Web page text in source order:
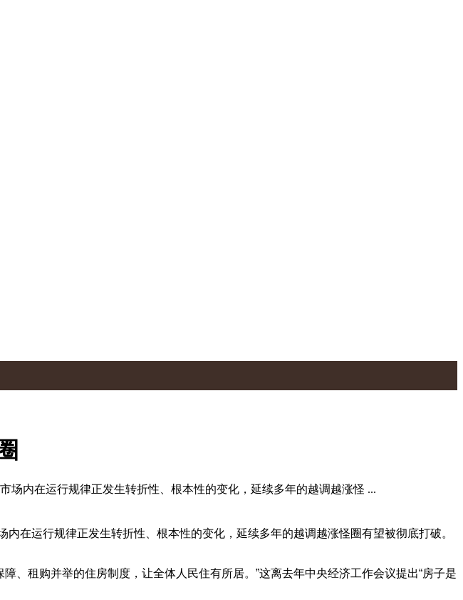
场内在运行规律正发生转折性、根本性的变化，延续多年的越调越涨怪 ...
在运行规律正发生转折性、根本性的变化，延续多年的越调越涨怪圈有望被彻底打破。
、租购并举的住房制度，让全体人民住有所居。”这离去年中央经济工作会议提出“房子是